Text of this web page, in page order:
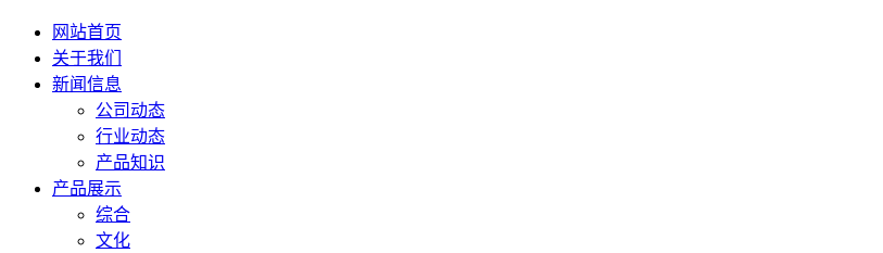
网站首页
关于我们
新闻信息
公司动态
行业动态
产品知识
产品展示
综合
文化